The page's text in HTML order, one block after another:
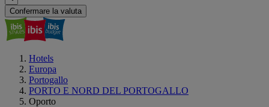
Confermare la valuta
Hotels
Europa
Portogallo
PORTO E NORD DEL PORTOGALLO
Oporto